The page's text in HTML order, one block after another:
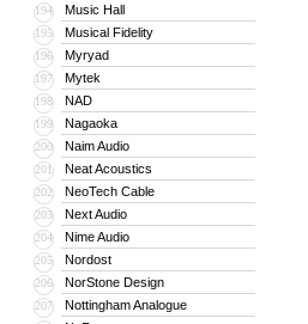
194 Music Hall
195 Musical Fidelity
196 Myryad
197 Mytek
198 NAD
199 Nagaoka
200 Naim Audio
201 Neat Acoustics
202 NeoTech Cable
203 Next Audio
204 Nime Audio
205 Nordost
206 NorStone Design
207 Nottingham Analogue